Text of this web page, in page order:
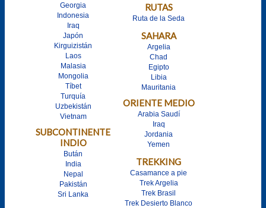
Georgia
Indonesia
Iraq
Japón
Kirguizistán
Laos
Malasia
Mongolia
Tíbet
Turquía
Uzbekistán
Vietnam
SUBCONTINENTE
INDIO
Bután
India
Nepal
Pakistán
Sri Lanka
RUTAS
Ruta de la Seda
SAHARA
Argelia
Chad
Egipto
Libia
Mauritania
ORIENTE MEDIO
Arabia Saudí
Iraq
Jordania
Yemen
TREKKING
Casamance a pie
Trek Argelia
Trek Brasil
Trek Desierto Blanco